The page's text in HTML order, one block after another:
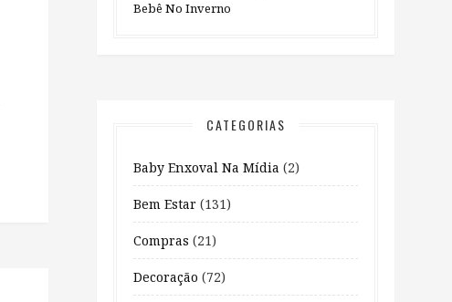
Bebê No Inverno
CATEGORIAS
Baby Enxoval Na Mídia (2)
Bem Estar (131)
Compras (21)
Decoração (72)